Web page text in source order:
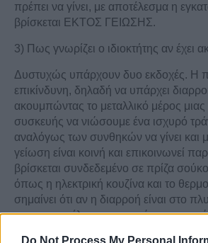
Do Not Process My Personal
πρέπει να γίνει, με αποτέλεσμα η
βρίσκεται ΕΚΤΟΣ ΓΕΙΩΣΗΣ.
3) Πως γνωρίζει ο ιδιοκτήτης αν έχει
Δυστυχώς υπάρχουν δυο εκδοχές. Η
επικίνδυνη, δηλαδή να υπάρχει
ακουμπώντας το μεταλλικό μέρος
συσκευής να νιώσουμε ένα ισχυρό
αναλόγως των συνθηκών να γίνει και
γείωση είναι κοινή και επικοινωνεί
βρίσκεται συνδεδεμένο σε πρίζα
όπως η ηλεκτρική κουζίνα και το
σημαίνει ότι αν η διαρροή είναι στο
πχ, το αποτέλεσμα μπορούμε να το